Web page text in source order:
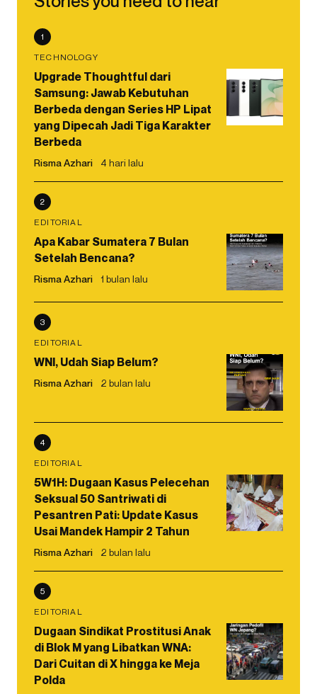
1
TECHNOLOGY
Upgrade Thoughtful dari
Samsung: Jawab Kebutuhan
Berbeda dengan Series HP Lipat
yang Dipecah Jadi Tiga Karakter
Berbeda
Risma Azhari 4 hari lalu
2
EDITORIAL
Apa Kabar Sumatera 7 Bulan
Setelah Bencana?
Risma Azhari 1 bulan lalu
3
EDITORIAL
WNI, Udah Siap Belum?
Risma Azhari 2 bulan lalu
4
EDITORIAL
5W1H: Dugaan Kasus Pelecehan
Seksual 50 Santriwati di
Pesantren Pati: Update Kasus
Usai Mandek Hampir 2 Tahun
Risma Azhari 2 bulan lalu
5
EDITORIAL
Dugaan Sindikat Prostitusi Anak
di Blok M yang Libatkan WNA:
Dari Cuitan di X hingga ke Meja
Polda